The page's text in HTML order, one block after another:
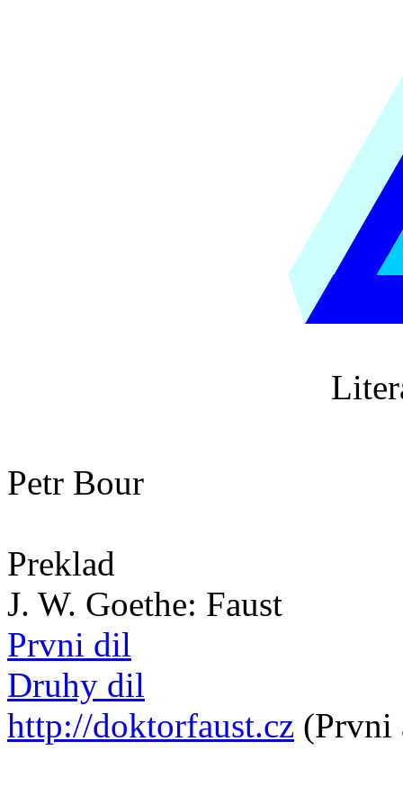
Petr Bour
Preklad
J. W. Goethe: Faust
Prvni dil
Druhy dil
http://doktorfaust.cz (Prvni